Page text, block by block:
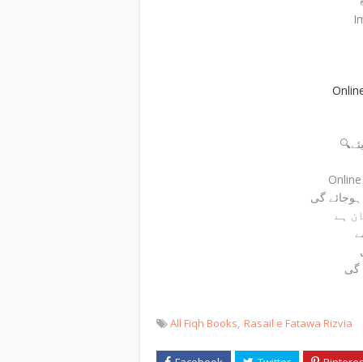
گی
All Fiqh Books Rasail e Fatawa Rizvia